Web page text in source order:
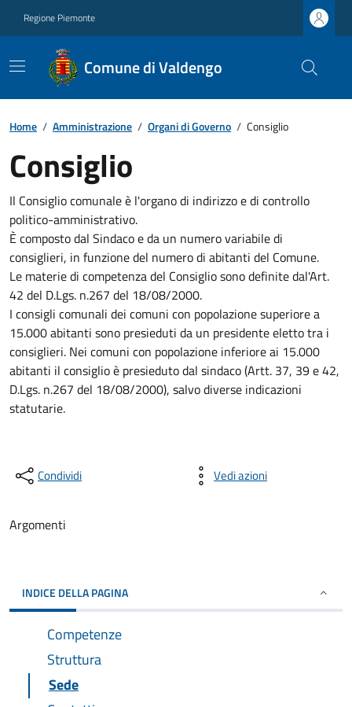
Regione Piemonte
Comune di Valdengo
Home / Amministrazione / Organi di Governo / Consiglio
Consiglio
Il Consiglio comunale è l'organo di indirizzo e di controllo
politico-amministrativo.
È composto dal Sindaco e da un numero variabile di
consiglieri, in funzione del numero di abitanti del Comune.
Le materie di competenza del Consiglio sono definite dal'Art.
42 del D.Lgs. n.267 del 18/08/2000.
I consigli comunali dei comuni con popolazione superiore a
15.000 abitanti sono presieduti da un presidente eletto tra i
consiglieri. Nei comuni con popolazione inferiore ai 15.000
abitanti il consiglio è presieduto dal sindaco (Artt. 37, 39 e 42,
D.Lgs. n.267 del 18/08/2000), salvo diverse indicazioni
statutarie.
Condividi Vedi azioni
Argomenti
INDICE DELLA PAGINA
Competenze
Struttura
Sede